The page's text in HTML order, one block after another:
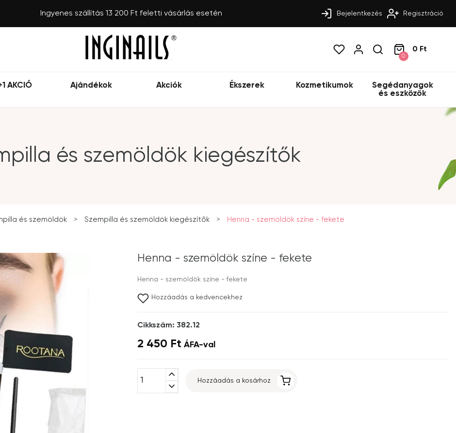
Ingyenes szállítás 13 200 Ft feletti vásárlás esetén Bejelentkezés Regisztráció
0
0 Ft
AKCIÓ Ajándékok Akciók Ékszerek Kozmetikumok
Segédanyagok
és eszközök
és szemöldök kiegészítők
és szemöldök > Szempilla és szemöldök kiegészítők > Henna - szemöldök színe - fekete
Henna - szemöldök színe - fekete
Henna - szemöldök színe - fekete
Hozzáadás a kedvencekhez
Cikkszám: 382.12
2 450 Ft ÁFA-val
expand_less
expand_more
Hozzáadás a kosárhoz